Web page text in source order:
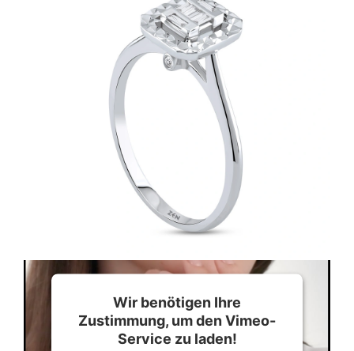
Wir benötigen Ihre
Zustimmung, um den Vimeo-
Service zu laden!